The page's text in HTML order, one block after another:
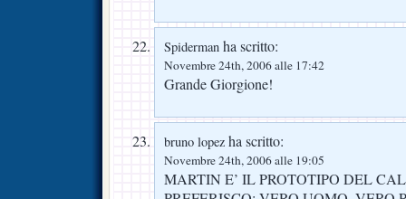
Spiderman ha scritto:
Novembre 24th, 2006 alle 17:42
Grande Giorgione!
bruno lopez ha scritto:
Novembre 24th, 2006 alle 19:05
MARTIN E’ IL PROTOTIPO DEL